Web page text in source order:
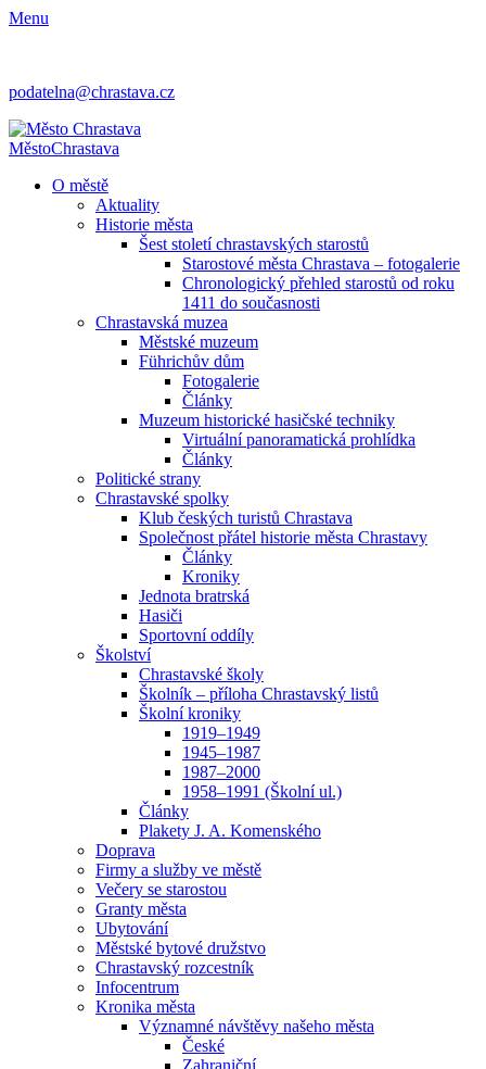
Menu
podatelna@chrastava.cz
MěstoChrastava
O městě
Aktuality
Historie města
Šest století chrastavských starostů
Starostové města Chrastava – fotogalerie
Chronologický přehled starostů od roku
1411 do současnosti
Chrastavská muzea
Městské muzeum
Führichův dům
Fotogalerie
Články
Muzeum historické hasičské techniky
Virtuální panoramatická prohlídka
Články
Politické strany
Chrastavské spolky
Klub českých turistů Chrastava
Společnost přátel historie města Chrastavy
Články
Kroniky
Jednota bratrská
Hasiči
Sportovní oddíly
Školství
Chrastavské školy
Školník – příloha Chrastavský listů
Školní kroniky
1919–1949
1945–1987
1987–2000
1958–1991 (Školní ul.)
Články
Plakety J. A. Komenského
Doprava
Firmy a služby ve městě
Večery se starostou
Granty města
Ubytování
Městské bytové družstvo
Chrastavský rozcestník
Infocentrum
Kronika města
Významné návštěvy našeho města
České
Zahraniční